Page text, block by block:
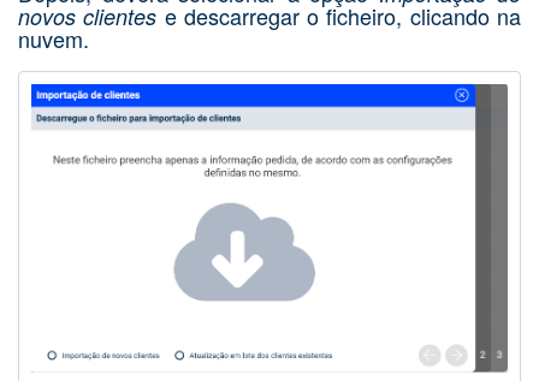
novos clientes e descarregar o ficheiro, clicando na
nuvem.